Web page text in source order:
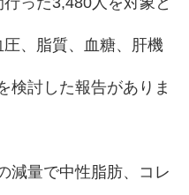
、脂質、血糖、肝機
検討した報告がありま
減量で中性脂肪、コレ